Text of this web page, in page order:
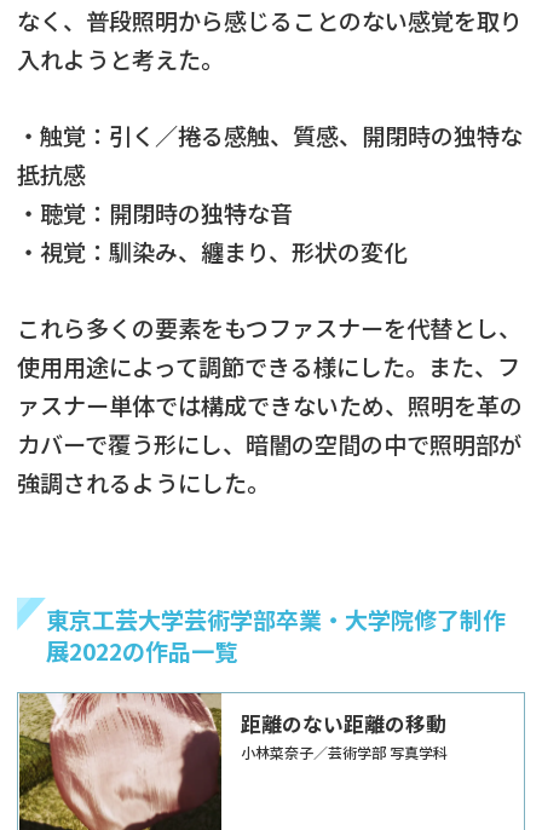
なく、普段照明から感じることのない感覚を取り
入れようと考えた。
・触覚：引く／捲る感触、質感、開閉時の独特な
抵抗感
・聴覚：開閉時の独特な音
・視覚：馴染み、纏まり、形状の変化
これら多くの要素をもつファスナーを代替とし、
使用用途によって調節できる様にした。また、フ
ァスナー単体では構成できないため、照明を革の
カバーで覆う形にし、暗闇の空間の中で照明部が
強調されるようにした。
東京工芸大学芸術学部卒業・大学院修了制作
展2022の作品一覧
距離のない距離の移動
小林菜奈子／芸術学部 写真学科